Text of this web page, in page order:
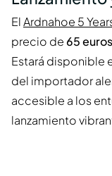
ElArdnahoe 5
precio de 65 euros
Estará disponible
del importador
accesible a los
lanzamiento